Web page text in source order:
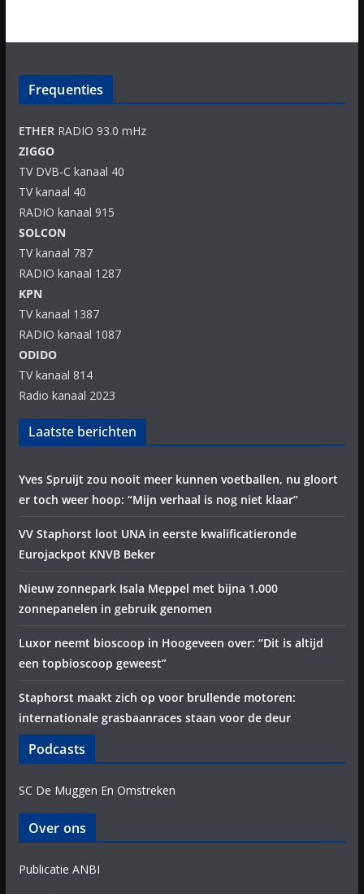
Frequenties
ETHERRADIO 93.0 mHz
ZIGGO
TV DVB-C kanaal 40
TV kanaal 40
RADIO kanaal 915
SOLCON
TV kanaal 787
RADIO kanaal 1287
KPN
TV kanaal 1387
RADIO kanaal 1087
ODIDO
TV kanaal 814
Radio kanaal 2023
Laatste berichten
Yves Spruijt zou nooit meer kunnen voetballen, nu gloort
er toch weer hoop: “Mijn verhaal is nog niet klaar”
VV Staphorst loot UNA in eerste kwalificatieronde
Eurojackpot KNVB Beker
Nieuw zonnepark Isala Meppel met bijna 1.000
zonnepanelen in gebruik genomen
Luxor neemt bioscoop in Hoogeveen over: “Dit is altijd
een topbioscoop geweest”
Staphorst maakt zich op voor brullende motoren:
internationale grasbaanraces staan voor de deur
Podcasts
SC De Muggen En Omstreken
Over ons
Publicatie ANBI